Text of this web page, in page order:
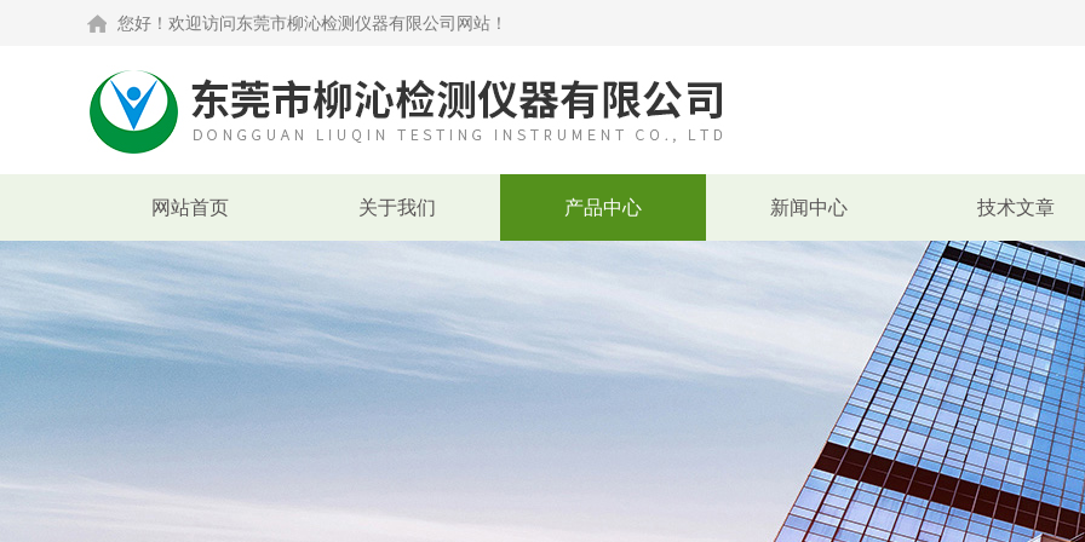
您好！欢迎访问东莞市柳沁检测仪器有限公司网站！
网站首页 关于我们 产品中心 新闻中心 技术文章